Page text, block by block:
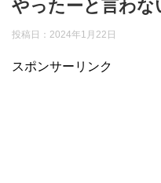
やったーと言わな
投稿日： 2024年1月22日
スポンサーリンク